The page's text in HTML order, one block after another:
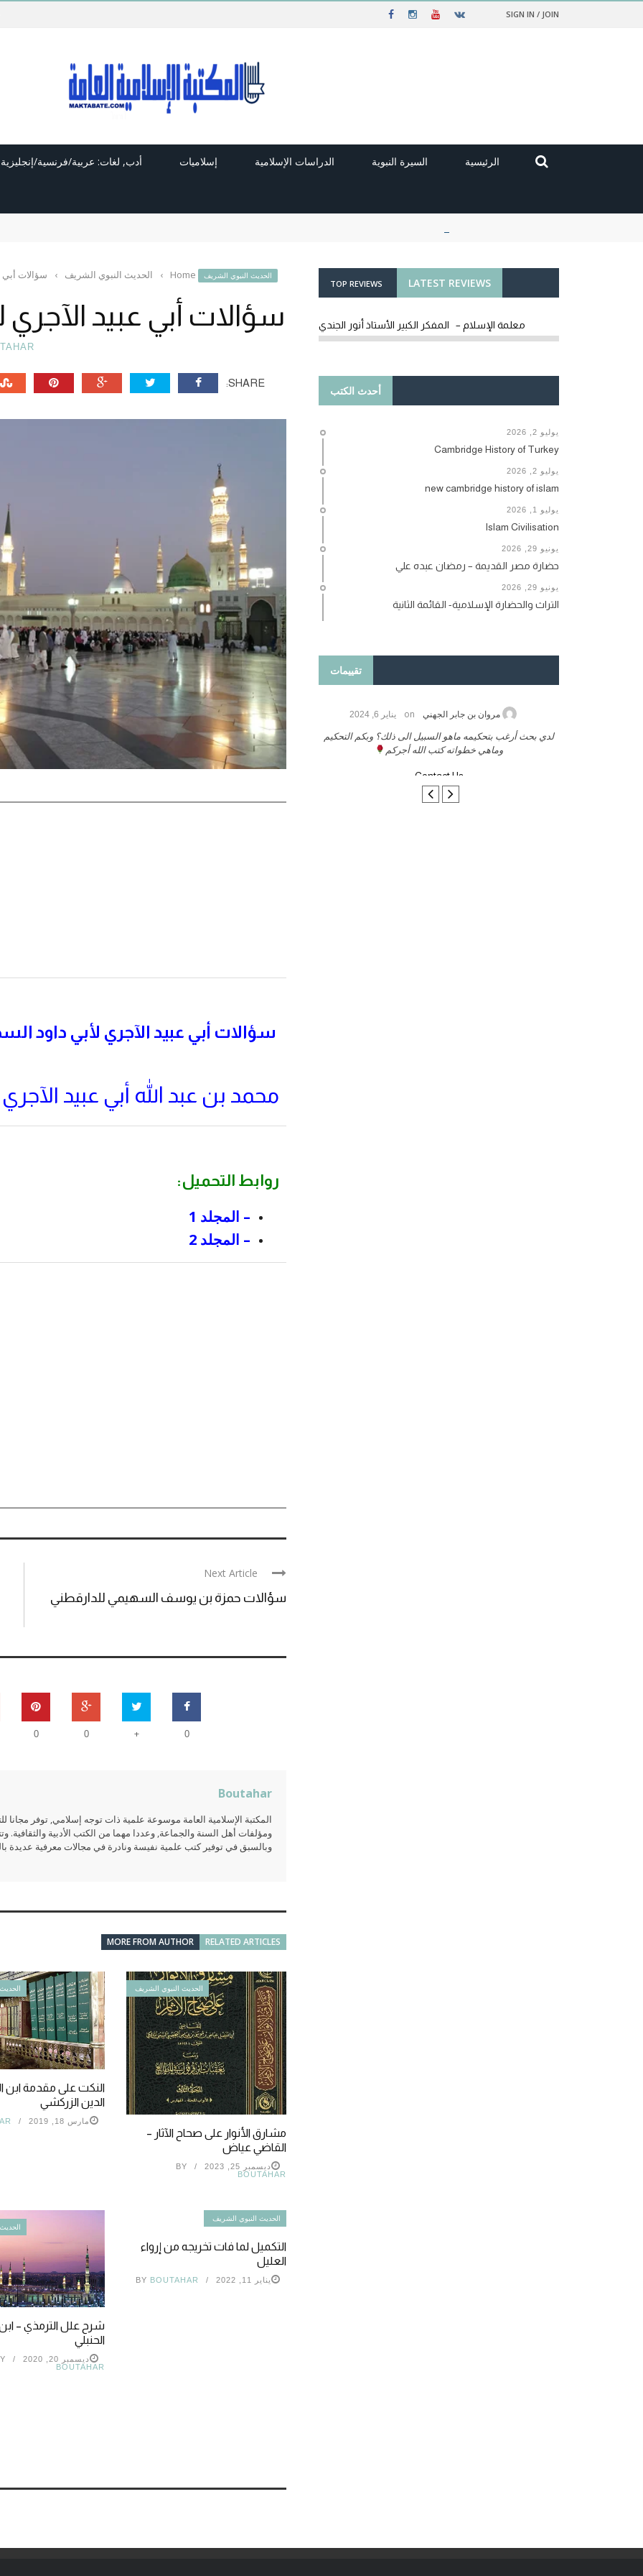
SIGN IN / JOIN
الرئيسية السيرة النبوية الدراسات الإسلامية إسلاميات أدب, لغات: عربية/فرنسية/إنجليزية
الحديث النبوي الشريف Home
› الحديث النبوي الشريف › سؤالات أبي
سؤالات أبي عبيد
SHARE:
سؤالات أبي عبيد الآجري لأبي داود
محمد بن عبد الله أبي عبيد الآجري
روابط التحميل:
– المجلد 1
– المجلد 2
Next Article
سؤالات حمزة بن يوسف السهيمي للدارقطني
0
+
0
0
Boutahar
المكتبة الإسلامية العامة موسوعة علمية ذات توجه إسلامي, توفر
ومؤلفات أهل السنة والجماعة, وعددا مهما من الكتب الأدبية والثقافية.
وبالسبق في توفير كتب علمية نفيسة ونادرة في مجالات معرفية عديدة
RELATED ARTICLES
MORE FROM AUTHOR
النكت على مقدمة ابن
الدين الزركشي
مارس 18, 2019
الحديث النبوي الشريف
مشارق الأنوار على صحاح الآثار –
القاضي عياض
ديسمبر 25, 2023
BY
BOUTAHAR
شرح علل الترمذي –
الحنبلي
ديسمبر 20, 2020
BOUTAHAR
الحديث النبوي الشريف
التكميل لما فات تخريجه من إرواء
العليل
يناير 11, 2022 BY BOUTAHAR
LATEST REVIEWS
TOP REVIEWS
معلمة الإسلام – المفكر الكبير الأستاذ أنور الجندي
أحدث الكتب
يوليو 2, 2026
Cambridge History of Turkey
يوليو 2, 2026
new cambridge history of islam
يوليو 1, 2026
Islam Civilisation
يونيو 29, 2026
حضارة مصر القديمة – رمضان عبده علي
يونيو 29, 2026
التراث والحضارة الإسلامية- القائمة الثانية
تقييمات
مروان بن جابر الجهني on يناير 6, 2024
لدي بحث أرغب بتحكيمه ماهو السبيل الى ذلك؟ وبكم التحكيم
وماهي خطواته كتب الله أجركم
Contact Us